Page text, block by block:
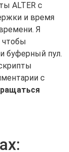
ALTER с
и время
Я
чтобы
буферный пул.
с